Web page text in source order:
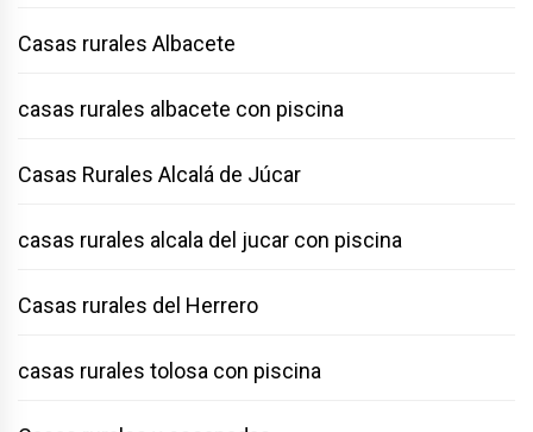
Casas rurales Albacete
casas rurales albacete con piscina
Casas Rurales Alcalá de Júcar
casas rurales alcala del jucar con piscina
Casas rurales del Herrero
casas rurales tolosa con piscina